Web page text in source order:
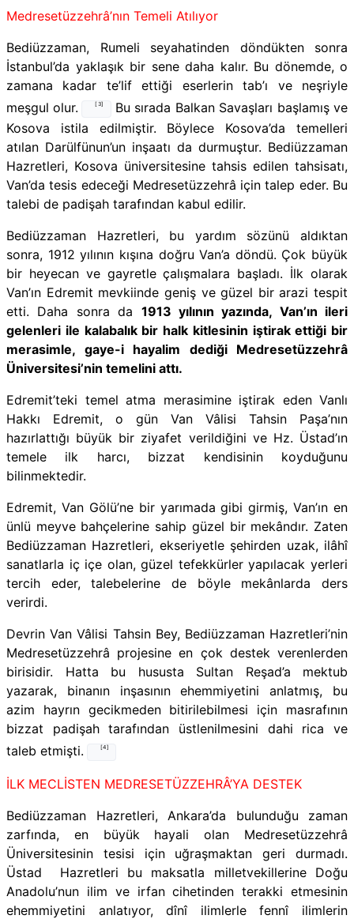
Medresetüzzehrâ’nın Temeli Atılıyor
Bediüzzaman, Rumeli seyahatinden döndükten sonra
İstanbul’da yaklaşık bir sene daha kalır. Bu dönemde, o
zamana kadar te’lif ettiği eserlerin tab’ı ve neşriyle
meşgul olur.
[3]
Bu sırada Balkan Savaşları başlamış ve
Kosova istila edilmiştir. Böylece Kosova’da temelleri
atılan Darülfünun’un inşaatı da durmuştur. Bediüzzaman
Hazretleri, Kosova üniversitesine tahsis edilen tahsisatı,
Van’da tesis edeceği Medresetüzzehrâ için talep eder. Bu
talebi de padişah tarafından kabul edilir.
Bediüzzaman Hazretleri, bu yardım sözünü aldıktan
sonra, 1912 yılının kışına doğru Van’a döndü. Çok büyük
bir heyecan ve gayretle çalışmalara başladı. İlk olarak
Van’ın Edremit mevkiinde geniş ve güzel bir arazi tespit
etti. Daha sonra da 1913 yılının yazında, Van’ın ileri
gelenleri ile kalabalık bir halk kitlesinin iştirak ettiği bir
merasimle, gaye-i hayalim dediği Medresetüzzehrâ
Üniversitesi’nin temelini attı.
Edremit’teki temel atma merasimine iştirak eden Vanlı
Hakkı Edremit, o gün Van Vâlisi Tahsin Paşa’nın
hazırlattığı büyük bir ziyafet verildiğini ve Hz. Üstad’ın
temele ilk harcı, bizzat kendisinin koyduğunu
bilinmektedir.
Edremit, Van Gölü’ne bir yarımada gibi girmiş, Van’ın en
ünlü meyve bahçelerine sahip güzel bir mekândır. Zaten
Bediüzzaman Hazretleri, ekseriyetle şehirden uzak, ilâhî
sanatlarla iç içe olan, güzel tefekkürler yapılacak yerleri
tercih eder, talebelerine de böyle mekânlarda ders
verirdi.
Devrin Van Vâlisi Tahsin Bey, Bediüzzaman Hazretleri’nin
Medresetüzzehrâ projesine en çok destek verenlerden
birisidir. Hatta bu hususta Sultan Reşad’a mektub
yazarak, binanın inşasının ehemmiyetini anlatmış, bu
azim hayrın gecikmeden bitirilebilmesi için masrafının
bizzat padişah tarafından üstlenilmesini dahi rica ve
taleb etmişti.
[4]
İLK MECLİSTEN MEDRESETÜZZEHRÂ’YA DESTEK
Bediüzzaman Hazretleri, Ankara’da bulunduğu zaman
zarfında, en büyük hayali olan Medresetüzzehrâ
Üniversitesinin tesisi için uğraşmaktan geri durmadı.
Üstad Hazretleri bu maksatla milletvekillerine Doğu
Anadolu’nun ilim ve irfan cihetinden terakki etmesinin
ehemmiyetini anlatıyor, dînî ilimlerle fennî ilimlerin